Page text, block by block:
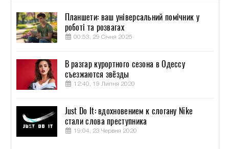
Планшети: ваш універсальний помічник у
роботі та розвагах
00:53, 29 Січня 2025
В разгар курортного сезона в Одессу
съезжаются звёзды
12:40, 19 Липня 2020
Just Do It: вдохновением к слогану Nike
стали слова преступника
19:04, 23 Червня 2020